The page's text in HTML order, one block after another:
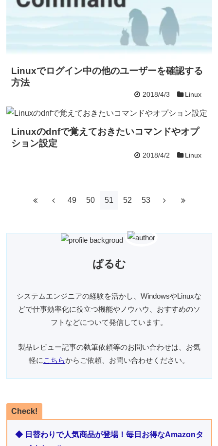
Linuxでログイン中の他のユーザーを確認する
方法
2018/4/3 Linux
Linuxのdnfで覚えておきたいコマンドやオプ
ション設定
2018/4/2 Linux
49 50 51 52 53
ぱるむ
システムエンジニアの経験を活かし、WindowsやLinuxな
どで仕事効率化に役立つ機能やノウハウ、おすすめのソ
フトなどについて発信しています。
製品レビュー記事の執筆依頼等のお問い合わせは、お気
軽に こちらからご依頼、お問い合わせください。
Check!
◆ 日替わりで人気商品が登場！毎日お得なAmazonタ